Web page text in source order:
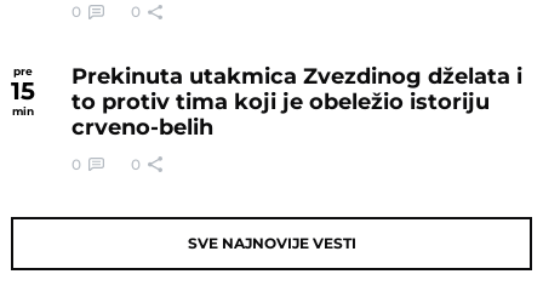
0 0
pre
15
min
Prekinuta utakmica Zvezdinog dželata i
to protiv tima koji je obeležio istoriju
crveno-belih
0 0
SVE NAJNOVIJE VESTI